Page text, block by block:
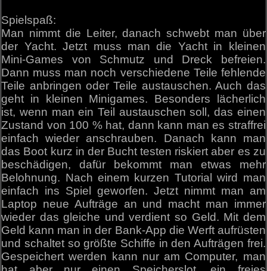
Spielspaß:
Man nimmt die Leiter, danach schwebt man über
der Yacht. Jetzt muss man die Yacht in kleinen
Mini-Games von Schmutz und Dreck befreien.
Dann muss man noch verschiedene Teile fehlende
Teile anbringen oder Teile austauschen. Auch das
geht in kleinen Minigames. Besonders lächerlich
ist, wenn man ein Teil austauschen soll, das einen
Zustand von 100 % hat, dann kann man es straffrei
einfach wieder anschrauben. Danach kann man
das Boot kurz in der Bucht testen riskiert aber es zu
beschädigen, dafür bekommt man etwas mehr
Belohnung. Nach einem kurzen Tutorial wird man
einfach ins Spiel geworfen. Jetzt nimmt man am
Laptop neue Aufträge an und macht man immer
wieder das gleiche und verdient so Geld. Mit dem
Geld kann man in der Bank-App die Werft aufrüsten
und schaltet so größte Schiffe in den Aufträgen frei.
Gespeichert werden kann nur am Computer, man